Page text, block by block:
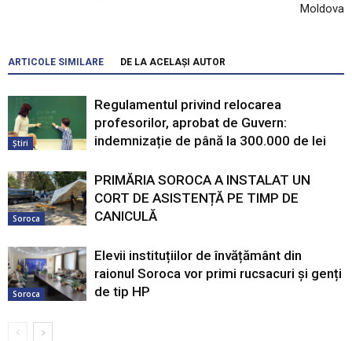
Moldova
ARTICOLE SIMILARE DE LA ACELAȘI AUTOR
Știri
Regulamentul privind relocarea
profesorilor, aprobat de Guvern:
indemnizație de până la 300.000 de lei
Soroca
PRIMĂRIA SOROCA A INSTALAT UN
CORT DE ASISTENȚĂ PE TIMP DE
CANICULĂ
Soroca
Elevii instituțiilor de învățământ din
raionul Soroca vor primi rucsacuri și genți
de tip HP